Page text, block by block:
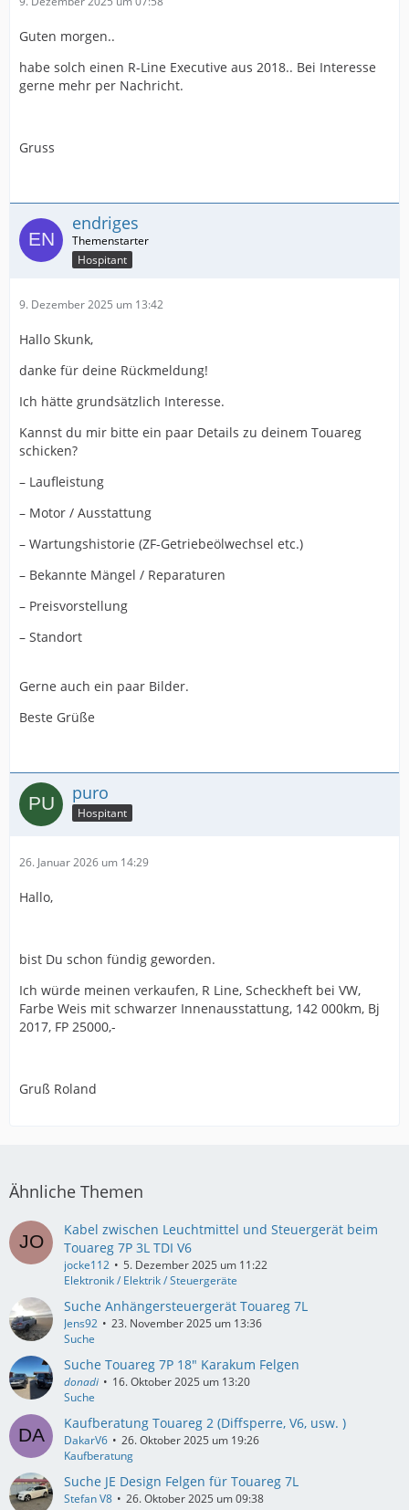
Guten morgen..
habe solch einen R-Line Executive aus 2018.. Bei Interesse
gerne mehr per Nachricht.
Gruss
endriges
Hospitant
9. Dezember 2025 um 13:42
Hallo Skunk,
danke für deine Rückmeldung!
Ich hätte grundsätzlich Interesse.
Kannst du mir bitte ein paar Details zu deinem Touareg
schicken?
– Laufleistung
– Motor / Ausstattung
– Wartungshistorie (ZF-Getriebeölwechsel etc.)
– Bekannte Mängel / Reparaturen
– Preisvorstellung
– Standort
Gerne auch ein paar Bilder.
Beste Grüße
puro
Hospitant
26. Januar 2026 um 14:29
Hallo,
bist Du schon fündig geworden.
Ich würde meinen verkaufen, R Line, Scheckheft bei VW,
Farbe Weis mit schwarzer Innenausstattung, 142 000km, Bj
2017, FP 25000,-
Gruß Roland
Ähnliche Themen
Kabel zwischen Leuchtmittel und Steuergerät beim
Touareg 7P 3L TDI V6
jocke112
5. Dezember 2025 um 11:22
Elektronik / Elektrik / Steuergeräte
Suche Anhängersteuergerät Touareg 7L
Jens92
23. November 2025 um 13:36
Suche
Suche Touareg 7P 18" Karakum Felgen
donadi
16. Oktober 2025 um 13:20
Suche
Kaufberatung Touareg 2 (Diffsperre, V6, usw. )
DakarV6
26. Oktober 2025 um 19:26
Kaufberatung
Suche JE Design Felgen für Touareg 7L
Stefan V8
26. Oktober 2025 um 09:38